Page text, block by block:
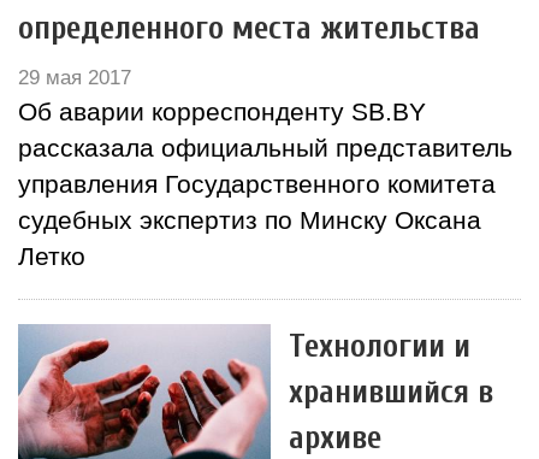
определенного места жительства
29 мая 2017
Об аварии корреспонденту SB.BY
рассказала официальный представитель
управления Государственного комитета
судебных экспертиз по Минску Оксана
Летко
Технологии и
хранившийся в
архиве